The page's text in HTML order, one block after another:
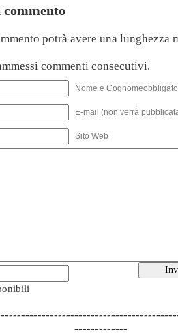
potrà avere una lunghezza
commenti consecutivi.
Nome e
E-mail (non verrà
Sito Web
-------------